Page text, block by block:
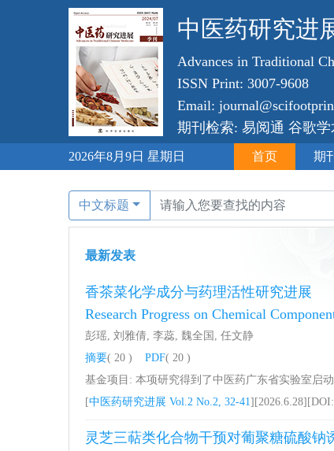
中医药研究进
Advances in Traditional
ISSN Print: 3007-9608
Email:
期刊检索: 易阅通 谷歌
2026年8月9日 星期日 首页 期
中文标题
最新发表
香茶菜化学成分与药理活性研究进展
Research Progress on Chemical
彭瑶, 刘雅倩, 李蕊, 魏全国, 任文静
摘要( 20 ) PDF( 20 )
基金项目: 本项研究得到了中医药广东省实验室启
[中医药研究进展 Vol.2 No.2, 32-41][2026.6.28][DOI:
灵芝三萜类化合物干预对葡聚糖硫酸